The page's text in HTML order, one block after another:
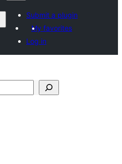
Submit a plugin
My favorites
Log in